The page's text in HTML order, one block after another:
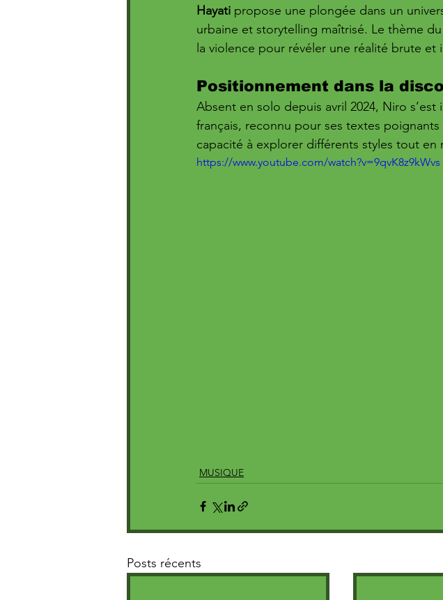
Hayati propose une plongée dans un
urbaine et storytelling maîtrisé. Le thème
la violence pour révéler une réalité brute et
Positionnement dans la
Absent en solo depuis avril 2024, Niro
français, reconnu pour ses textes
capacité à explorer différents styles tout en
https://www.youtube.com/watch?v=9qvK8z9kWvs
MUSIQUE
Posts récents